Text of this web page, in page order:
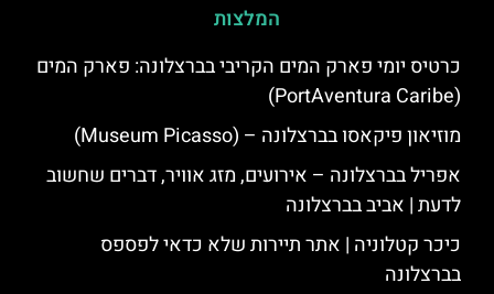
המלצות
כרטיס יומי פארק המים הקריבי בברצלונה: פארק המים
(PortAventura Caribe)
מוזיאון פיקאסו בברצלונה – (Museum Picasso)
אפריל בברצלונה – אירועים, מזג אוויר, דברים שחשוב
לדעת | אביב בברצלונה
כיכר קטלוניה | אתר תיירות שלא כדאי לפספס
בברצלונה